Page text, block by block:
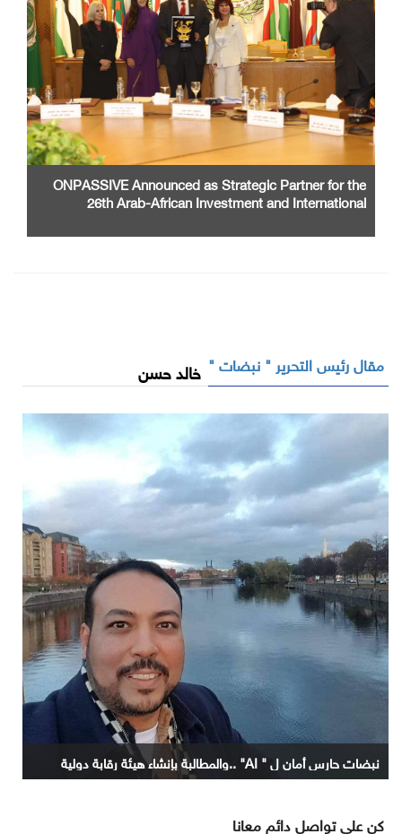
ONPASSIVE Announced as Strategic Partner for the
26th Arab-African Investment and International
مقال رئيس التحرير " نبضات " خالد حسن
نبضات حارس أمان ل " AI" ..والمطالبة بإنشاء هيئة رقابة دولية
كن على تواصل دائم معانا